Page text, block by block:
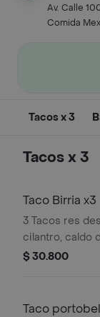
Av. Calle
Comida
Tacos x 3
Tacos x 3
Taco Birria x3
3 Tacos res
cilantro, caldo
de maíz con
$ 30.800
Taco